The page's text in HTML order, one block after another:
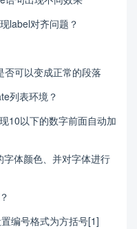
label对齐问题？
可以变成正常的段落
列表环境？
10以下的数字前面自动加
体颜色、并对字体进行
编号格式为方括号[1]